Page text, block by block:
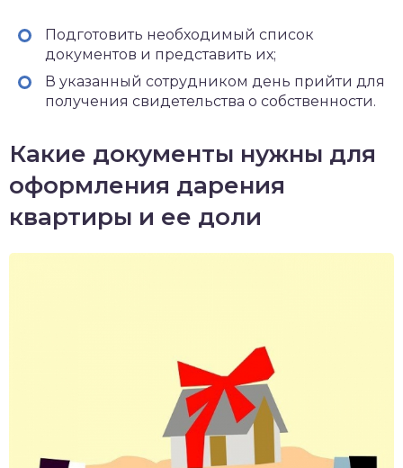
Подготовить необходимый список
документов и представить их;
В указанный сотрудником день прийти для
получения свидетельства о собственности.
Какие документы нужны для
оформления дарения
квартиры и ее доли